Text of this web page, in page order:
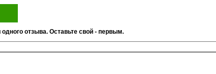
одного отзыва. Оставьте свой - первым.